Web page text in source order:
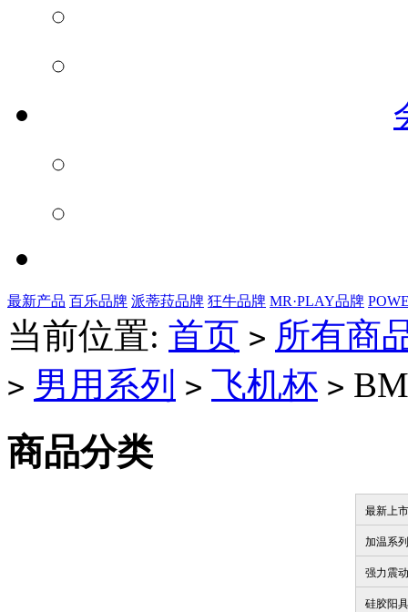
最新产品 百乐品牌 派蒂菈品牌 狂牛品牌 MR·PLAY品牌
当前位置: 首页 > 所有商
> 男用系列 > 飞机杯 >
商品分类
最新上市
加温系列
强力震动
硅胶阳具